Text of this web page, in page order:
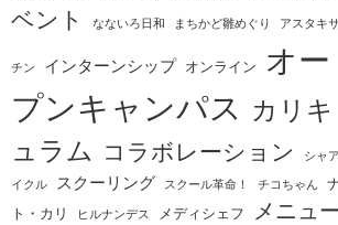
ベント
なないろ日和 まちかど雛めぐり アスタキ
チン インターンシップ オンライン
オー
プンキャンパス カリキ
ュラム コラボレーション
シャ
イクル
スクーリング スクール革命！ チコちゃん
ト・カリ
ヒルナンデス メディシェフ
メニュ